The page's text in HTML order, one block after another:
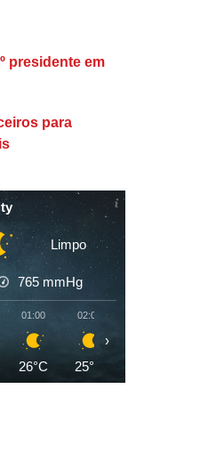
presidente em
para
Limpo
765 mmHg
01:00
26°C
02:00
25°C
›